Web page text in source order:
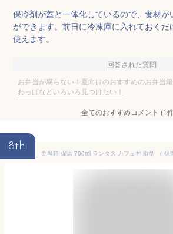
保冷剤が蓋と一体化しているので、食材
ができます。前日に冷凍庫に入れておくだ
使えます。
回答された質問
お弁当が腐らない！夏向けのおすすめのお弁当
わっぱなどいろいろ見つけたい！
全てのおすすめコメント (1
8th